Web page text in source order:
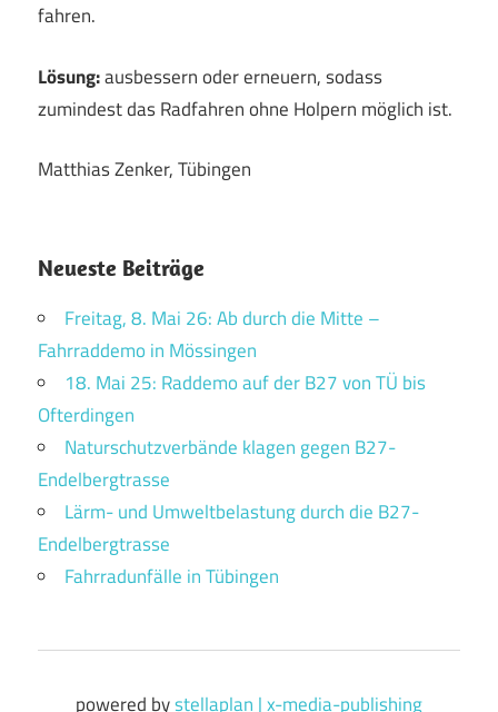
fahren.
Lösung:ausbessern oder erneuern, sodass
zumindest das Radfahren ohne Holpern möglich ist.
Matthias Zenker, Tübingen
Neueste Beiträge
Freitag, 8. Mai 26: Ab durch die Mitte –
Fahrraddemo in Mössingen
18. Mai 25: Raddemo auf der B27 von TÜ bis
Ofterdingen
Naturschutzverbände klagen gegen B27-
Endelbergtrasse
Lärm- und Umweltbelastung durch die B27-
Endelbergtrasse
Fahrradunfälle in Tübingen
powered bystellaplan | x-media-publishing